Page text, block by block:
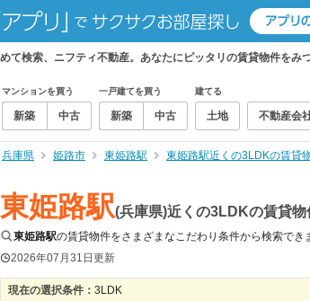
て検索、ニフティ不動産。あなたにピッタリの賃貸物件をみ
マンションを買う
新築 中古
一戸建てを買う
新築 中古
建てる
土地 不動産会
兵庫県 姫路市 東姫路駅 東姫路駅近くの3LDKの賃貸
東姫路駅(兵庫県)近くの3LDKの賃貸物
東姫路駅の賃貸物件をさまざまなこだわり条件から検索でき
2026年07月31日更新
現在の選択条件： 3LDK